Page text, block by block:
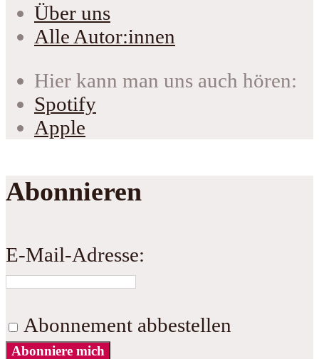
Über uns
Alle Autor:innen
Hier kann man uns auch hören:
Spotify
Apple
Abonnieren
E-Mail-Adresse:
Abonnement abbestellen
Abonniere mich